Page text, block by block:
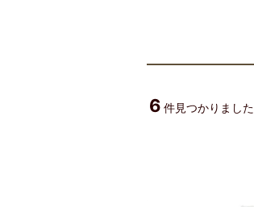
6 件見つかりました